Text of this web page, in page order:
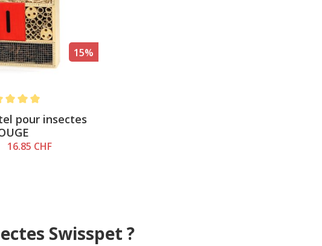
15%
moyenne de 5 sur 5 étoiles
pour insectes
16.85 CHF
Swisspet ?